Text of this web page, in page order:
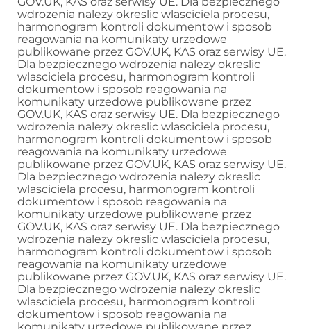
wdrozenia nalezy okreslic wlasciciela procesu,
harmonogram kontroli dokumentow i sposob
reagowania na komunikaty urzedowe
publikowane przez GOV.UK, KAS oraz serwisy UE.
Dla bezpiecznego wdrozenia nalezy okreslic
wlasciciela procesu, harmonogram kontroli
dokumentow i sposob reagowania na
komunikaty urzedowe publikowane przez
GOV.UK, KAS oraz serwisy UE. Dla bezpiecznego
wdrozenia nalezy okreslic wlasciciela procesu,
harmonogram kontroli dokumentow i sposob
reagowania na komunikaty urzedowe
publikowane przez GOV.UK, KAS oraz serwisy UE.
Dla bezpiecznego wdrozenia nalezy okreslic
wlasciciela procesu, harmonogram kontroli
dokumentow i sposob reagowania na
komunikaty urzedowe publikowane przez
GOV.UK, KAS oraz serwisy UE. Dla bezpiecznego
wdrozenia nalezy okreslic wlasciciela procesu,
harmonogram kontroli dokumentow i sposob
reagowania na komunikaty urzedowe
publikowane przez GOV.UK, KAS oraz serwisy UE.
Dla bezpiecznego wdrozenia nalezy okreslic
wlasciciela procesu, harmonogram kontroli
dokumentow i sposob reagowania na